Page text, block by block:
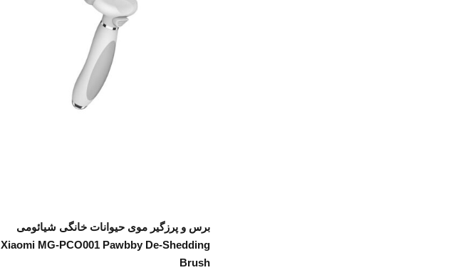
اطلاعات بیشتر
برس و پرزگیر موی حیوانات خانگی شیائومی
Xiaomi MG-PCO001 Pawbby De-Shedding
Brush